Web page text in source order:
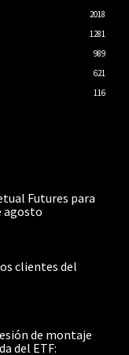
2018
1281
989
621
116
Futures para
agosto
clientes del
de montaje
del ETF: